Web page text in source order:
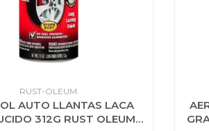
RUST-OLEUM
AUTO LLANTAS LACA
312G RUST OLEUM